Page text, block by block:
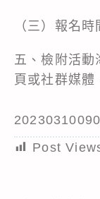
（三）報名
五、檢附活動
頁或社群媒體
Post